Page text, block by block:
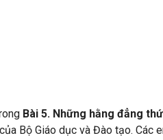
Bài 5. Những hằng đẳng
Bộ Giáo dục và Đào tạo. Các